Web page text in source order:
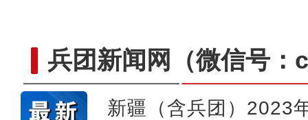
兵团新闻网 （微信号
新疆（含兵团）2023